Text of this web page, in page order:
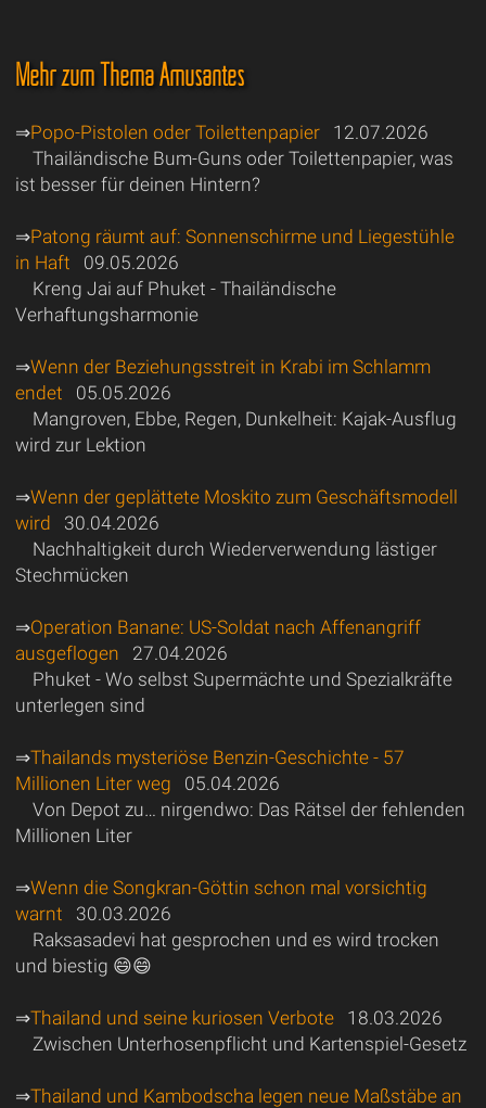
Mehr zum Thema Amüsantes
⇒Popo-Pistolen oder Toilettenpapier12.07.2026
Thailändische Bum-Guns oder Toilettenpapier, was
ist besser für deinen Hintern?
⇒Patong räumt auf: Sonnenschirme und Liegestühle
in Haft 09.05.2026
Kreng Jai auf Phuket - Thailändische
Verhaftungsharmonie
⇒Wenn der Beziehungsstreit in Krabi im Schlamm
endet 05.05.2026
Mangroven, Ebbe, Regen, Dunkelheit: Kajak-Ausflug
wird zur Lektion
⇒Wenn der geplättete Moskito zum Geschäftsmodell
wird 30.04.2026
Nachhaltigkeit durch Wiederverwendung lästiger
Stechmücken
⇒Operation Banane: US-Soldat nach Affenangriff
ausgeflogen 27.04.2026
Phuket - Wo selbst Supermächte und Spezialkräfte
unterlegen sind
⇒Thailands mysteriöse Benzin-Geschichte - 57
Millionen Liter weg 05.04.2026
Von Depot zu… nirgendwo: Das Rätsel der fehlenden
Millionen Liter
⇒Wenn die Songkran-Göttin schon mal vorsichtig
warnt 30.03.2026
Raksasadevi hat gesprochen und es wird trocken
und biestig 😄😄
⇒Thailand und seine kuriosen Verbote18.03.2026
Zwischen Unterhosenpflicht und Kartenspiel-Gesetz
⇒Thailand und Kambodscha legen neue Maßstäbe an